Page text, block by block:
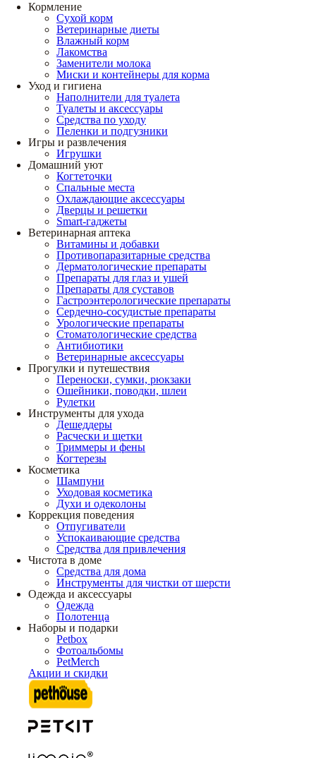
Кормление
Сухой корм
Ветеринарные диеты
Влажный корм
Лакомства
Заменители молока
Миски и контейнеры для корма
Уход и гигиена
Наполнители для туалета
Туалеты и аксессуары
Средства по уходу
Пеленки и подгузники
Игры и развлечения
Игрушки
Домашний уют
Когтеточки
Спальные места
Охлаждающие аксессуары
Дверцы и решетки
Smart-гаджеты
Ветеринарная аптека
Витамины и добавки
Противопаразитарные средства
Дерматологические препараты
Препараты для глаз и ушей
Препараты для суставов
Гастроэнтерологические препараты
Сердечно-сосудистые препараты
Урологические препараты
Стоматологические средства
Антибиотики
Ветеринарные аксессуары
Прогулки и путешествия
Переноски, сумки, рюкзаки
Ошейники, поводки, шлеи
Рулетки
Инструменты для ухода
Дешеддеры
Расчески и щетки
Триммеры и фены
Когтерезы
Косметика
Шампуни
Уходовая косметика
Духи и одеколоны
Коррекция поведения
Отпугиватели
Успокаивающие средства
Средства для привлечения
Чистота в доме
Средства для дома
Инструменты для чистки от шерсти
Одежда и аксессуары
Одежда
Полотенца
Наборы и подарки
Petbox
Фотоальбомы
PetMerch
Акции и скидки